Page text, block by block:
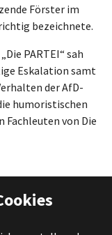
Förster im
bezeichnete.
PARTEI“ sah
Eskalation samt
der AfD-
humoristischen
Fachleuten von Die